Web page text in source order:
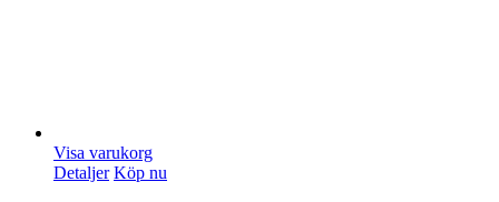
Visa varukorg
Detaljer Köp nu